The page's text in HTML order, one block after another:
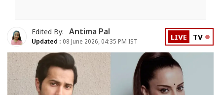
Edited By: Antima Pal
Updated : 08 June 2026, 04:35 PM IST LIVE TV